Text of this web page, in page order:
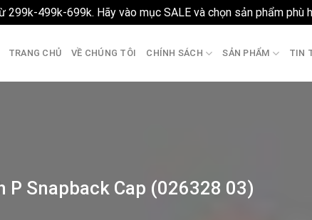
499k-699k. Hãy vào mục SALE và chọn sản phẩm phù
TRANG CHỦ VỀ CHÚNG TÔI CHÍNH SÁCH SẢN PHẨM TIN
P Snapback Cap (026328 03)